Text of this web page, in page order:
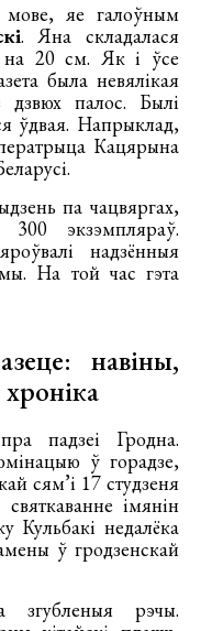
мове, яе галоўным
. Яна складалася
на 20 см. Як і ўсе
была невялікая
дзвюх палос. Былі
ўдвая. Напрыклад,
Кацярына
па чацвяргах,
экзэмпляраў.
надзённыя
На той час гэта
навіны,
падзеі Гродна.
ў горадзе,
сям’і 17 студзеня
імянін
Кульбакі недалёка
ў гродзенскай
рэчы.